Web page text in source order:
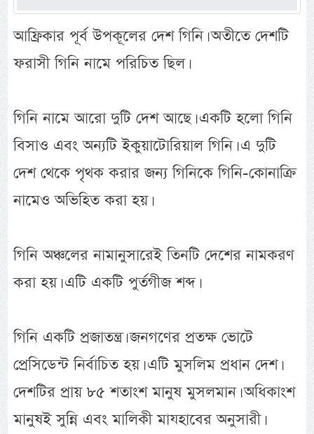
আফ্রিকার পূর্ব উপকূলের দেশ গিনি। অতীতে দেশটি
ফরাসী গিনি নামে পরিচিত ছিল।
গিনি নামে আরো দুটি দেশ আছে। একটি হলো গিনি
বিসাও এবং অন্যটি ইকুয়াটোরিয়াল গিনি। এ দুটি
দেশ থেকে পৃথক করার জন্য গিনিকে গিনি-কোনাক্রি
নামেও অভিহিত করা হয়।
গিনি অঞ্চলের নামানুসারেই তিনটি দেশের নামকরণ
করা হয়। এটি একটি পুর্তগীজ শব্দ।
গিনি একটি প্রজাতন্ত্র। জনগণের প্রতক্ষ ভোটে
প্রেসিডেন্ট নির্বাচিত হয়। এটি মুসলিম প্রধান দেশ।
দেশটির প্রায় ৮৫ শতাংশ মানুষ মুসলমান। অধিকাংশ
মানুষই সুন্নি এবং মালিকী মাযহাবের অনুসারী।